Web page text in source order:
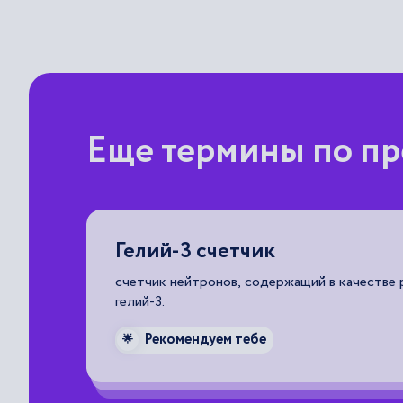
Еще термины по
Гелий-3 счетчик
счетчик нейтронов, содержащий в качестве
гелий-3.
🌟 Рекомендуем тебе